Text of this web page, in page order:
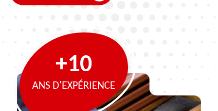
+10
ANS D'EXPÉRIENCE